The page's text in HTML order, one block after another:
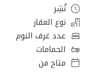
نُشِر
نوع العقار
عدد غرف النوم
الحمامات
متاح من